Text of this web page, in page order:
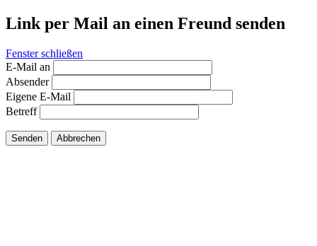
Link per Mail an einen Freund senden
Fenster schließen
E-Mail an
Absender
Eigene E-Mail
Betreff
Senden Abbrechen